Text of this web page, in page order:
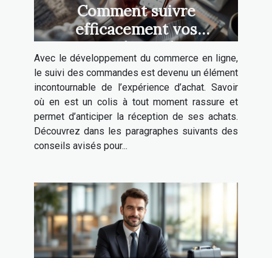
Comment suivre
efficacement vos
commandes en ligne ?
Avec le développement du commerce en ligne,
le suivi des commandes est devenu un élément
incontournable de l’expérience d’achat. Savoir
où en est un colis à tout moment rassure et
permet d’anticiper la réception de ses achats.
Découvrez dans les paragraphes suivants des
conseils avisés pour...